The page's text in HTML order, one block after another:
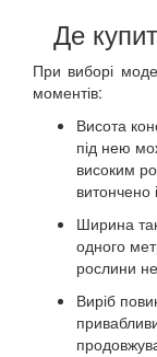
Де
При виборі
моментів:
Висота
під нею
високим
витончено
Ширина
одного
рослини
Виріб